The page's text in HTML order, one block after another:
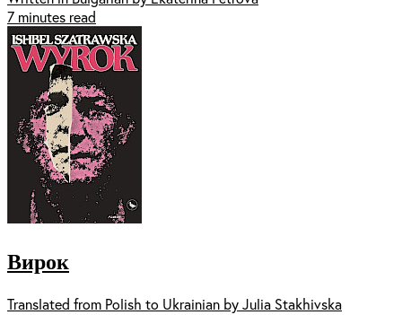
7 minutes read
Вирок
Translated from Polish to Ukrainian by Julia Stakhivska